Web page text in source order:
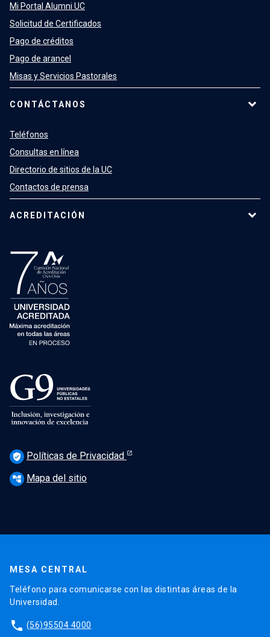
Mi Portal Alumni UC
Solicitud de Certificados
Pago de créditos
Pago de arancel
Misas y Servicios Pastorales
CONTÁCTANOS
Teléfonos
Consultas en línea
Directorio de sitios de la UC
Contactos de prensa
ACREDITACIÓN
verified_user Políticas de Privacidad
account_tree Mapa del sitio
MESA CENTRAL
Teléfono para comunicarse con las distintas áreas de la
Universidad.
phone (56)95504 4000